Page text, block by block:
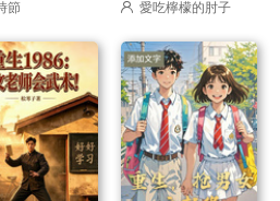
節
湖 愛吃檸檬的肘子